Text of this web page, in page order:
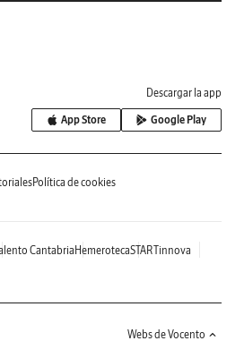
Descargar la app
App Store Google Play
Política de cookies
CantabriaHemerotecaSTARTinnova
Webs de Vocento